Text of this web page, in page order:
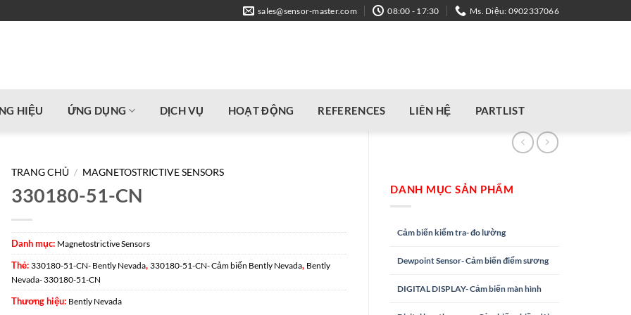
sales@sensor-master.com 08:00 - 17:30 Ms. Diệu: 0902337066
HIỆU ỨNG DỤNG DỊCH VỤ HOẠT ĐỘNG REFERENCES LIÊN HỆ PARTLIST
DANH MỤC SẢN PHẨM
Cảm biến kiểm tra- đo lường
Dewpoint Sensor- Cảm biến điểm sương
DIGITAL DISPLAY- Cảm biến màn hình
TRANG CHỦ / MAGNETOSTRICTIVE SENSORS
330180-51-CN
Danh mục: Magnetostrictive Sensors
Thẻ:330180-51-CN- Bently Nevada,330180-51-CN- Cảm biến Bently Nevada, Bently
Nevada- 330180-51-CN
Thương hiệu: Bently Nevada